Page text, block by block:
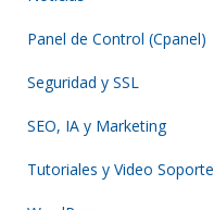
Panel de Control (Cpanel)
Seguridad y SSL
SEO, IA y Marketing
Tutoriales y Video Soporte